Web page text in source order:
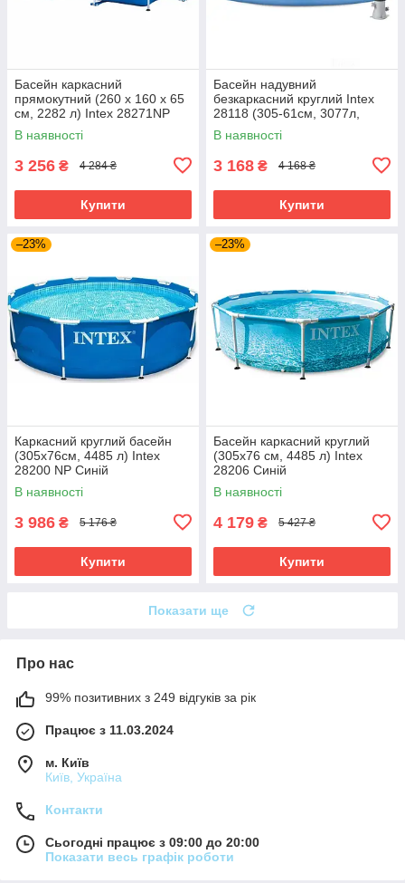
Басейн каркасний
прямокутний (260 x 160 x 65
см, 2282 л) Intex 28271NP
Синій
В наявності
3 256 ₴ 4 284 ₴
Купити
Басейн надувний
безкаркасний круглий Intex
28118 (305-61см, 3077л,
220V фільтр-насосом) Синій
В наявності
3 168 ₴ 4 168 ₴
Купити
–23%
Каркасний круглий басейн
(305х76см, 4485 л) Intex
28200 NP Синій
В наявності
3 986 ₴ 5 176 ₴
Купити
–23%
Басейн каркасний круглий
(305x76 см, 4485 л) Intex
28206 Синій
В наявності
4 179 ₴ 5 427 ₴
Купити
Показати ще
Про нас
99% позитивних з 249 відгуків за рік
Працює з 11.03.2024
м. Київ
Київ, Україна
Контакти
Сьогодні працює з 09:00 до 20:00
Показати весь графік роботи